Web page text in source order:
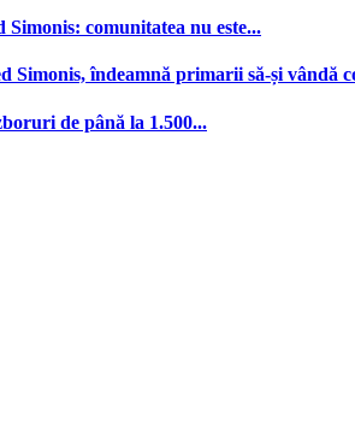
comunitatea nu este...
îndeamnă primarii să-și vândă
de până la 1.500...